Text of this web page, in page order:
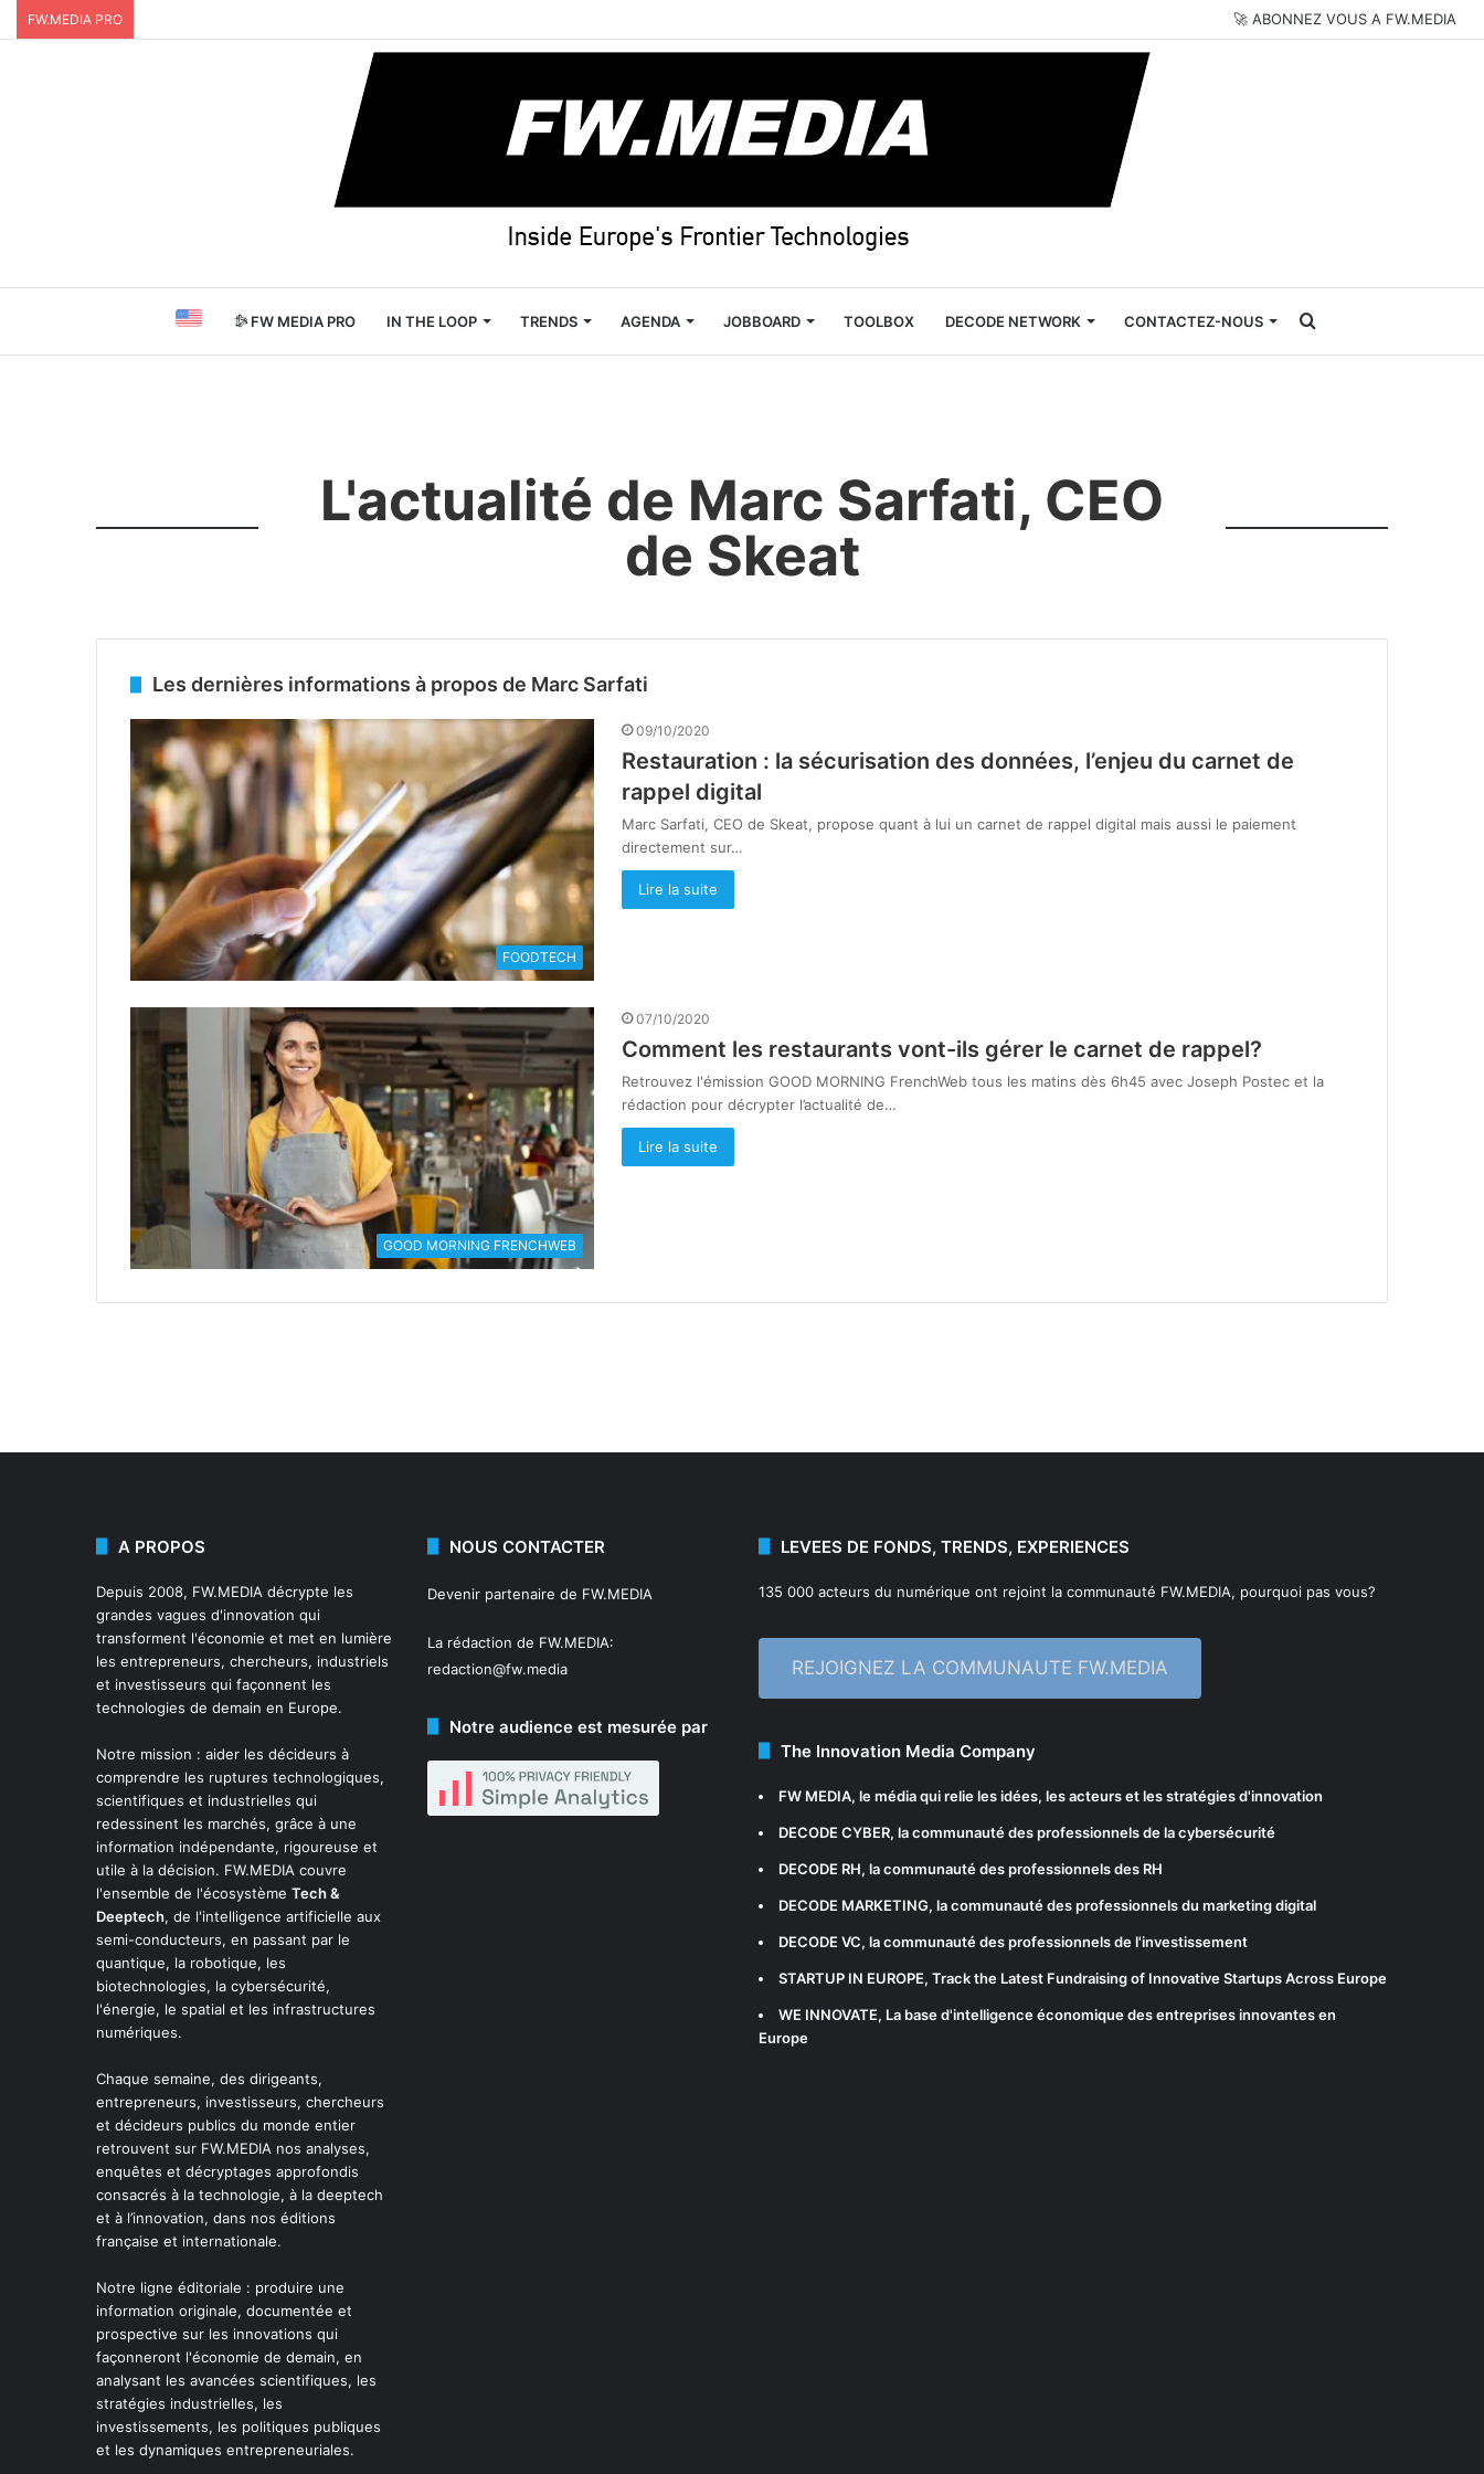
FW.MEDIA PRO 🚀 ABONNEZ VOUS A FW.MEDIA
FW MEDIA PRO IN THE LOOP TRENDS AGENDA JOBBOARD TOOLBOX DECODE NETWORK CONTACTEZ-NOUS Rechercher
L'actualité de Marc Sarfati, CEO
de Skeat
Les dernières informations à propos de Marc Sarfati
FOODTECH
09/10/2020
Restauration : la sécurisation des données, l’enjeu du carnet de
rappel digital
Marc Sarfati, CEO de Skeat, propose quant à lui un carnet de rappel digital mais aussi le paiement
directement sur…
Lire la suite
GOOD MORNING FRENCHWEB
07/10/2020
Comment les restaurants vont-ils gérer le carnet de rappel?
Retrouvez l'émission GOOD MORNING FrenchWeb tous les matins dès 6h45 avec Joseph Postec et la
rédaction pour décrypter l’actualité de…
Lire la suite
A PROPOS
Depuis 2008, FW.MEDIA décrypte les
grandes vagues d'innovation qui
transforment l'économie et met en lumière
les entrepreneurs, chercheurs, industriels
et investisseurs qui façonnent les
technologies de demain en Europe.
Notre mission : aider les décideurs à
comprendre les ruptures technologiques,
scientifiques et industrielles qui
redessinent les marchés, grâce à une
information indépendante, rigoureuse et
utile à la décision. FW.MEDIA couvre
l'ensemble de l'écosystème Tech &
Deeptech, de l'intelligence artificielle aux
semi-conducteurs, en passant par le
quantique, la robotique, les
biotechnologies, la cybersécurité,
l'énergie, le spatial et les infrastructures
numériques.
Chaque semaine, des dirigeants,
entrepreneurs, investisseurs, chercheurs
et décideurs publics du monde entier
retrouvent sur FW.MEDIA nos analyses,
enquêtes et décryptages approfondis
consacrés à la technologie, à la deeptech
et à l’innovation, dans nos éditions
française et internationale.
Notre ligne éditoriale : produire une
information originale, documentée et
prospective sur les innovations qui
façonneront l'économie de demain, en
analysant les avancées scientifiques, les
stratégies industrielles, les
investissements, les politiques publiques
et les dynamiques entrepreneuriales.
NOUS CONTACTER
Devenir partenaire de FW.MEDIA
La rédaction de FW.MEDIA:
redaction@fw.media
Notre audience est mesurée par
LEVEES DE FONDS, TRENDS, EXPERIENCES
135 000 acteurs du numérique ont rejoint la communauté FW.MEDIA, pourquoi pas vous?
REJOIGNEZ LA COMMUNAUTE FW.MEDIA
The Innovation Media Company
FW MEDIA, le média qui relie les idées, les acteurs et les stratégies d'innovation
DECODE CYBER, la communauté des professionnels de la cybersécurité
DECODE RH, la communauté des professionnels des RH
DECODE MARKETING, la communauté des professionnels du marketing digital
DECODE VC, la communauté des professionnels de l'investissement
STARTUP IN EUROPE, Track the Latest Fundraising of Innovative Startups Across Europe
WE INNOVATE, La base d'intelligence économique des entreprises innovantes en
Europe